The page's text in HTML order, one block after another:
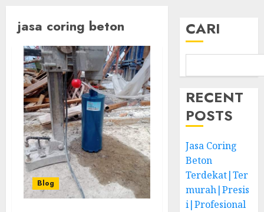
jasa coring beton
Blog
CARI
RECENT
POSTS
Jasa Coring
Beton
Terdekat|Ter
murah|Presis
i|Profesional